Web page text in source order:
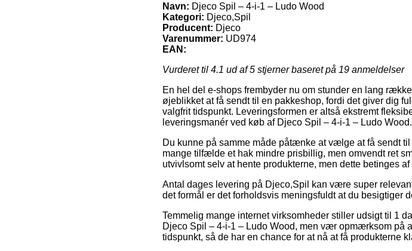
Navn: Djeco Spil – 4-i-1 – Ludo Wood
Kategori: Djeco,Spil
Producent: Djeco
Varenummer: UD974
EAN:
Vurderet til 4.1 ud af 5 stjerner baseret på 19 anmeldelser
En hel del e-shops frembyder nu om stunder en lang
øjeblikket at få sendt til en pakkeshop, fordi det giver dig
valgfrit tidspunkt. Leveringsformen er altså ekstremt
leveringsmanér ved køb af Djeco Spil – 4-i-1 – Ludo Wood.
Du kunne på samme måde påtænke at vælge at få sendt
mange tilfælde et hak mindre prisbillig, men omvendt ret
utvivlsomt selv at hente produkterne, men dette betinges
Antal dages levering på Djeco,Spil kan være super
det formål er det forholdsvis meningsfuldt at du besigtiger
Temmelig mange internet virksomheder stiller udsigt til 1
Djeco Spil – 4-i-1 – Ludo Wood, men vær opmærksom på
tidspunkt, så de har en chance for at nå at få produkterne